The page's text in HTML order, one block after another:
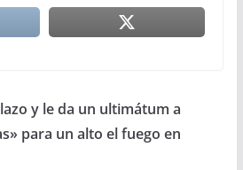
y le da un ultimátum a
para un alto el fuego en